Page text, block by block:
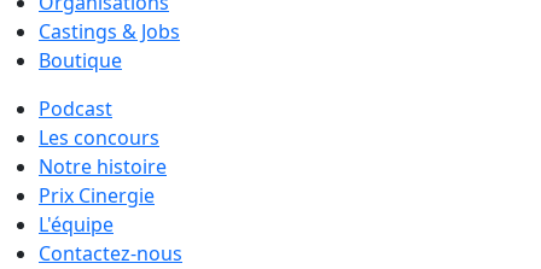
Castings & Jobs
Boutique
Podcast
Les concours
Notre histoire
Prix Cinergie
L'équipe
Contactez-nous